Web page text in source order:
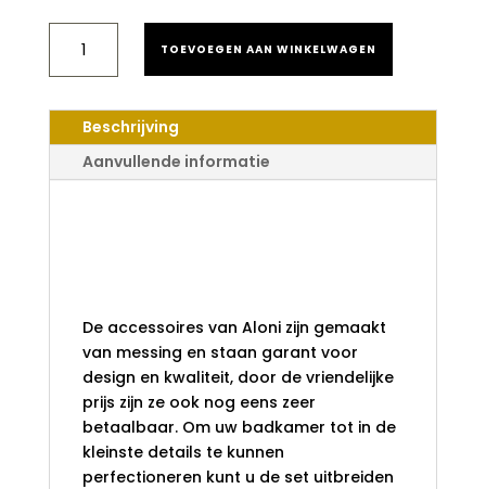
TOILETBORSTEL
MET
GEBORSTELD
GOUD
AANTAL
TOEVOEGEN AAN WINKELWAGEN
Beschrijving
Aanvullende informatie
De accessoires van Aloni zijn gemaakt
van messing en staan garant voor
design en kwaliteit, door de vriendelijke
prijs zijn ze ook nog eens zeer
betaalbaar. Om uw badkamer tot in de
kleinste details te kunnen
perfectioneren kunt u de set uitbreiden